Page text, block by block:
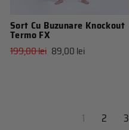
Sort Cu Buzunare Knockout
Termo FX
Pret
199,00 lei Pret
89,00 lei
1 2 3